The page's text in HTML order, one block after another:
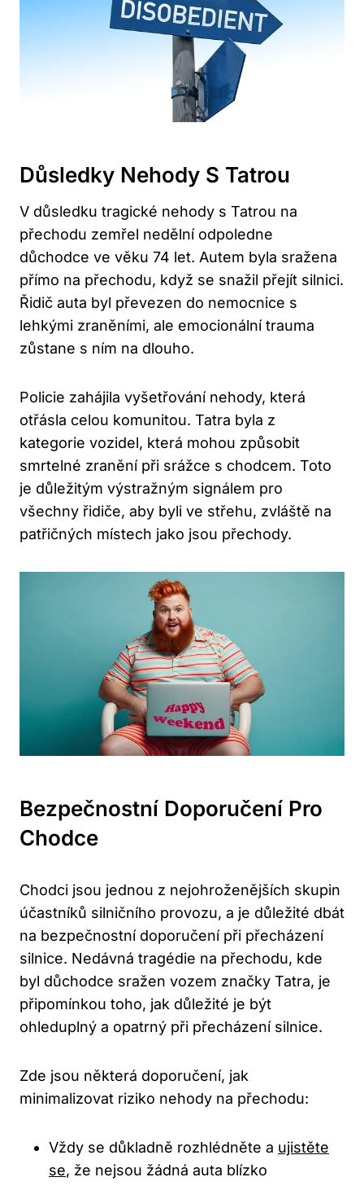
Důsledky Nehody S Tatrou
V důsledku tragické nehody s Tatrou na
přechodu zemřel nedělní odpoledne
důchodce ve věku 74 let. Autem byla sražena
přímo na přechodu, když se snažil přejít silnici.
Řidič auta byl převezen do nemocnice s
lehkými zraněními, ale emocionální trauma
zůstane s ním na dlouho.
Policie zahájila vyšetřování nehody, která
otřásla celou komunitou. Tatra byla z
kategorie vozidel, která mohou způsobit
smrtelné zranění při srážce s chodcem. Toto
je důležitým výstražným signálem pro
všechny řidiče, aby byli ve střehu, zvláště na
patřičných místech jako jsou přechody.
Bezpečnostní Doporučení Pro
Chodce
Chodci jsou jednou z nejohroženějších skupin
účastníků silničního provozu, a je důležité dbát
na bezpečnostní doporučení při přecházení
silnice. Nedávná tragédie na přechodu, kde
byl důchodce sražen vozem značky Tatra, je
připomínkou toho, jak důležité je být
ohleduplný a opatrný při přecházení silnice.
Zde jsou některá doporučení, jak
minimalizovat riziko nehody na přechodu:
Vždy se důkladně rozhlédněte a ujistěte
se, že nejsou žádná auta blízko